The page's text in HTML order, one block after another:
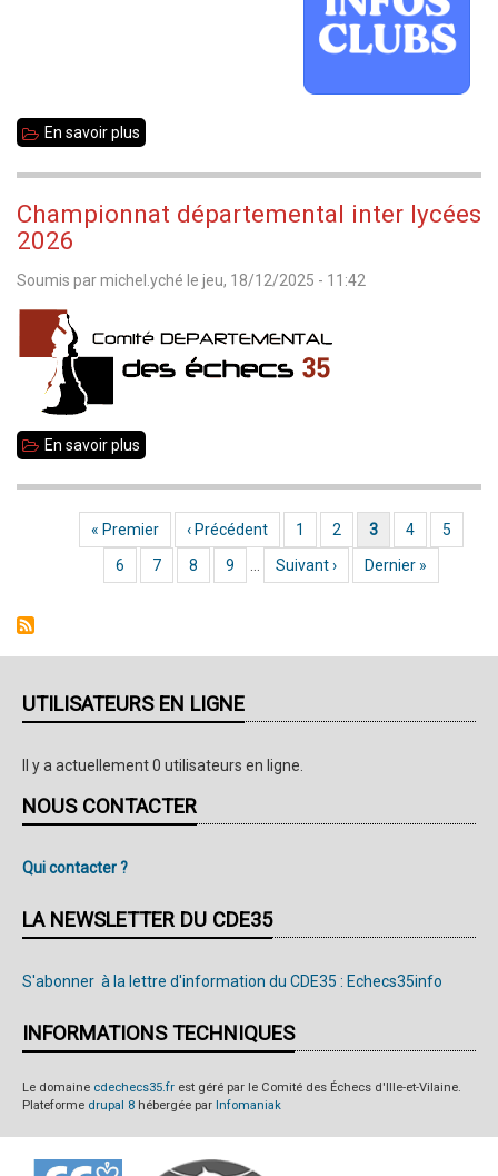
En savoir plus
janvier
Championnat départemental inter lycées
2026
Soumis parmichel.yché le jeu, 18/12/2025 - 11:42
En savoir plus
inter
lycées
Pagination
Première page
« Premier Page précédente
‹ Précédent Page
1 Page
2 Page courante
3 Page
4 Page
5
Page
6 Page
7 Page
8 Page
9 Page suivante
Suivant › Dernière page
Dernier »
UTILISATEURS EN LIGNE
Il y a actuellement 0 utilisateurs en ligne.
NOUS CONTACTER
Qui contacter ?
LA NEWSLETTER DU CDE35
S'abonner à la lettre d'information du CDE35 : Echecs35info
INFORMATIONS TECHNIQUES
Le domaine cdechecs35.fr est géré par le Comité des Échecs d'Ille-et-Vilaine.
Plateforme drupal 8 hébergée par Infomaniak